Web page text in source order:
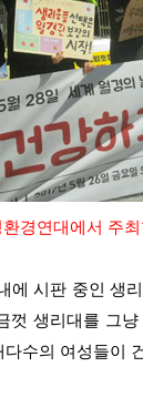
경연대에서 주
에 시판 중인 생
껏 생리대를 그
수의 여성들이